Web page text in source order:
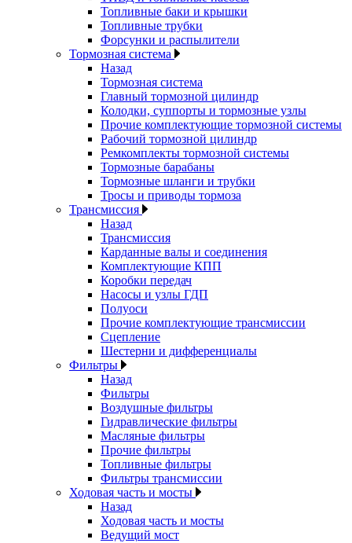
Топливные баки и крышки
Топливные трубки
Форсунки и распылители
Тормозная система
Назад
Тормозная система
Главный тормозной цилиндр
Колодки, суппорты и тормозные узлы
Прочие комплектующие тормозной системы
Рабочий тормозной цилиндр
Ремкомплекты тормозной системы
Тормозные барабаны
Тормозные шланги и трубки
Тросы и приводы тормоза
Трансмиссия
Назад
Трансмиссия
Карданные валы и соединения
Комплектующие КПП
Коробки передач
Насосы и узлы ГДП
Полуоси
Прочие комплектующие трансмиссии
Сцепление
Шестерни и дифференциалы
Фильтры
Назад
Фильтры
Воздушные фильтры
Гидравлические фильтры
Масляные фильтры
Прочие фильтры
Топливные фильтры
Фильтры трансмиссии
Ходовая часть и мосты
Назад
Ходовая часть и мосты
Ведущий мост